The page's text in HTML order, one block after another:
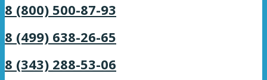
8 (800) 500-87-93
8 (499) 638-26-65
8 (343) 288-53-06